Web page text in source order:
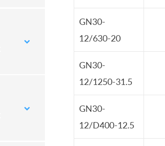
GN30-
12/630-20
GN30-
12/1250-31.5
GN30-
12/D400-12.5